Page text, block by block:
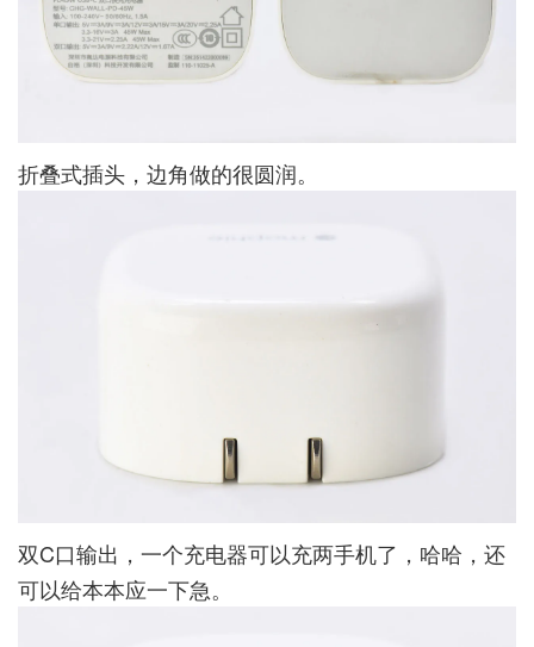
折叠式插头，边角做的很圆润。
双C口输出，一个充电器可以充两手机了，哈哈，还
可以给本本应一下急。